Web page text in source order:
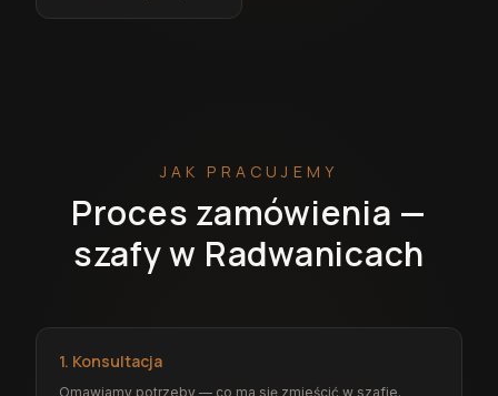
JAK PRACUJEMY
Proces zamówienia —
szafy w Radwanicach
1. Konsultacja
Omawiamy potrzeby — co ma się zmieścić w szafie.